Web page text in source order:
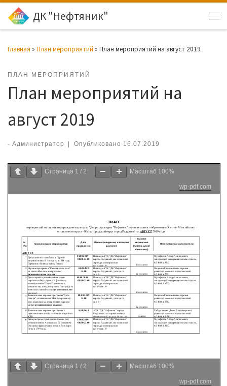
Перейти к содержимому
ДК "Нефтяник"
Главная » План мероприятий » План мероприятий на август 2019
ПЛАН МЕРОПРИЯТИЙ
План мероприятий на
август 2019
- Администратор Опубликовано 16.07.2019
Страница 1 / 2 Масштаб 100%
wp-pdf.com
Страница 1 / 2 Масштаб 100%
wp-pdf.com